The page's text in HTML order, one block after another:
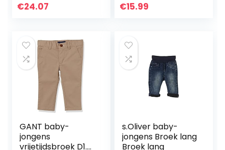
€24.07 €15.99
GANT baby-
jongens
vrijetijdsbroek D1.
s.Oliver baby-
jongens Broek lang
Broek lang